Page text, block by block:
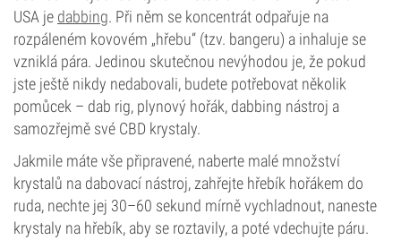
USA je dabbing. Při něm se koncentrát odpařuje na
rozpáleném kovovém „hřebu“ (tzv. bangeru) a inhaluje se
vzniklá pára. Jedinou skutečnou nevýhodou je, že pokud
jste ještě nikdy nedabovali, budete potřebovat několik
pomůcek – dab rig, plynový hořák, dabbing nástroj a
samozřejmě své CBD krystaly.
Jakmile máte vše připravené, naberte malé množství
krystalů na dabovací nástroj, zahřejte hřebík hořákem do
ruda, nechte jej 30–60 sekund mírně vychladnout, naneste
krystaly na hřebík, aby se roztavily, a poté vdechujte páru.